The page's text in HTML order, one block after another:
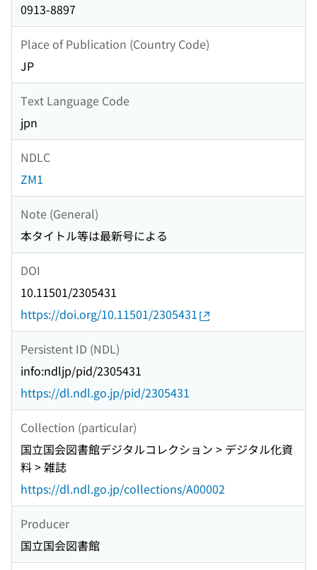
0913-8897
Place of Publication (Country Code)
JP
Text Language Code
jpn
NDLC
ZM1
Note (General)
本タイトル等は最新号による
DOI
10.11501/2305431
https://doi.org/10.11501/2305431
Persistent ID (NDL)
info:ndljp/pid/2305431
https://dl.ndl.go.jp/pid/2305431
Collection (particular)
国立国会図書館デジタルコレクション > デジタル化資
料 > 雑誌
https://dl.ndl.go.jp/collections/A00002
Producer
国立国会図書館